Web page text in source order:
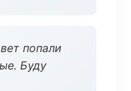
попали
Буду